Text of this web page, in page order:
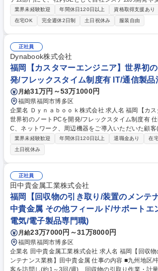
進をお任せします。事業を牽引するビジネスパート
働き方改革や業務効率化に直結するやりがいがあります。 ■社内業
化に関する計画の策定 ■社内IT化関連システムの開発
務(営業関連や技術関連およびバックオフィス関連シ
なICTデジタル化の積極的な推進と支援 ■社内OA基盤
における情報セキュリティの導入や運用および保守 ■
ともに製販一体で強い組織を作るための社内情報シ
ーダーシップ発揮と各種技術サポート 募集職種 【福岡/社内SE】Webアプ
リ開発経験・UIターン歓迎！★九電グループ/年休
業界未経験歓迎 年間休日120日以上 資格取得支援あり
在宅OK
完全週休2日制 土日祝休み 服装自由
正社員
Dynabook株式会社
福岡【カスタマーエンジニア】世界初
発/フレックスタイム制度有 IT/通信製品
月給31万円～53万1000円
福岡県福岡市博多区
企業名 Ｄｙｎａｂｏｏｋ株式会社 求人名 福岡【カスタマーエンジニア】
世界初のノートPCを開発/フレックスタイム制度有 仕事の内容 当社のP
C、ネットワーク、周辺機器をご導入いただいた顧
向けたサポート業務を実施。【詳細】・PCの修理/障
応) ・マスター作成/キッティング/設置展開作業等のPC導入支
ド商材やネットワークの提案/構築/サポート ・顧客の
加価値やソリューションの提案/構築/サポート業務
社後の教育体制としては、OJTをメインとして先輩社
ます。自社製品についての研修も実施しています。独
の期間で目指して頂きますので、しっかりキャリア
す。 募集職種 福岡【カスタマーエンジニア】世界初のノートPCを開発/フ
レックスタイム制度有
業界未経験歓迎 年間休日120日以上 退職金あり 在
土日祝休み
正社員
田中貴金属工業株式会社
福岡【回収物の引き取り/装置のメンテ
中貴金属 その他フィールド/サポートエ
電気/電子製品専門職)
月給23万7000円～31万8000円
福岡県福岡市博多区
企業名 田中貴金属工業株式会社 求人名 福岡【回収物の引き取り/装置のメ
ンテナンス業務】田中貴金属 仕事の内容 ■九州地区/中国地区を中心に顧
客を訪問し(約1～3回/週)、回収物の引取り作業・計